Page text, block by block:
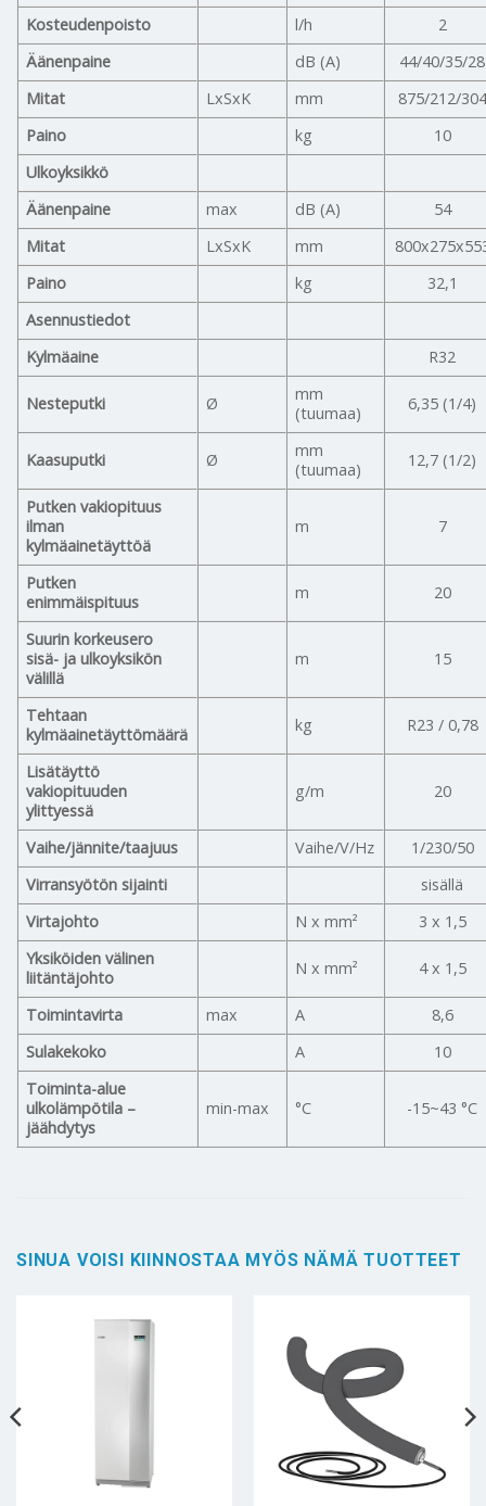
Kosteudenpoisto
l/h
2
Äänenpaine
dB (A)
44/40/35/28
Mitat
LxSxK mm
875/212/304
Paino
kg
10
Ulkoyksikkö
Äänenpaine
max dB (A)
54
Mitat
LxSxK mm
Paino
kg
32,1
Asennustiedot
Kylmäaine
R32
Nesteputki Ø
mm
(tuumaa)
6,35 (1/4)
Kaasuputki Ø
mm
(tuumaa)
12,7 (1/2)
Putken vakiopituus
ilman
kylmäainetäyttöä
m 7
Putken
enimmäispituus
m 20
Suurin korkeusero
sisä- ja ulkoyksikön
välillä
m 15
Tehtaan
kylmäainetäyttömäärä
kg R23 / 0,78
Lisätäyttö
vakiopituuden
ylittyessä
g/m 20
Vaihe/jännite/taajuus Vaihe/V/Hz
1/230/50
Virransyötön sijainti
sisällä
Virtajohto
N x mm²
3 x 1,5
Yksiköiden välinen
liitäntäjohto
N x mm² 4 x 1,5
Toimintavirta max A
8,6
Sulakekoko
A
10
Toiminta-alue
ulkolämpötila –
jäähdytys
min-max °C -15~43 °C
SINUA VOISI KIINNOSTAA MYÖS NÄMÄ TUOTTEET